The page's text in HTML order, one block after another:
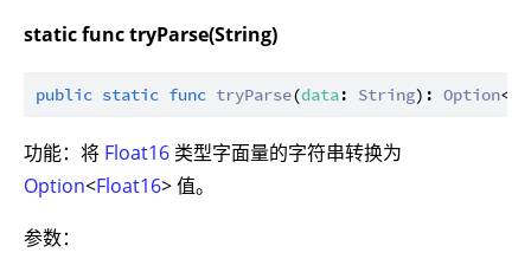
static func tryParse(String)
public static func tryParse(data: String): Option<
功能：将 Float16 类型字面量的字符串转换为
Option<Float16> 值。
参数：